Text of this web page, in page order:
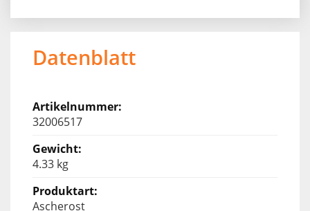
Datenblatt
32006517
4.33 kg
Ascherost